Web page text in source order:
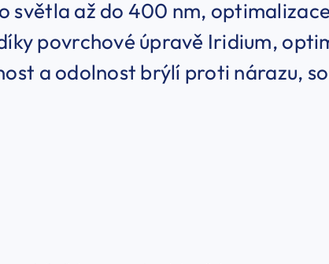
světla až do 400 nm,
povrchové úpravě Iridium,
a odolnost brýlí proti nárazu,